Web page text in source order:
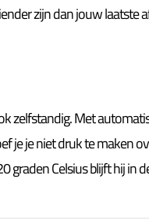
zijn dan jouw laatste
zelfstandig. Met
je niet druk te maken
Celsius blijft hij in